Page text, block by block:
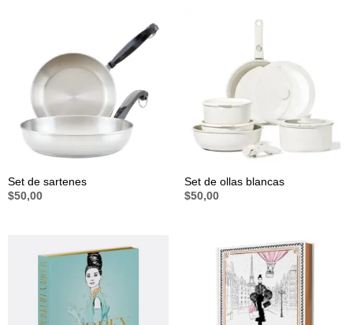
Set de sartenes
$50,00
Set de ollas blancas
$50,00